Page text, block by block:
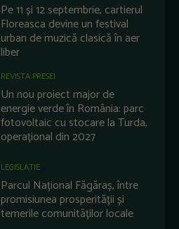
Pe 11 și 12 septembrie, cartierul
Floreasca devine un festival
urban de muzică clasică în aer
liber
REVISTA PRESEI
Un nou proiect major de
energie verde în România: parc
fotovoltaic cu stocare la Turda,
operațional din 2027
LEGISLATIE
Parcul Național Făgăraș, între
promisiunea prosperității și
temerile comunităților locale